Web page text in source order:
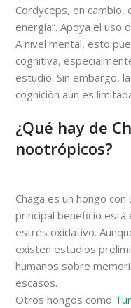
Cordyceps, en cambio,
energía”. Apoya el uso
A nivel mental, esto
cognitiva,
estudio. Sin embargo,
cognición aún es
¿Qué hay de
nootrópicos?
Chaga es un hongo
principal beneficio está
estrés oxidativo.
existen estudios
humanos sobre
escasos.
Otros hongos como